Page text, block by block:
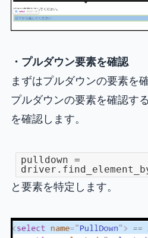
・プルダウン要素を確認
まずはプルダウンの要素を
プルダウンの要素を確認す
を確認します。
pulldown =
と要素を特定します。